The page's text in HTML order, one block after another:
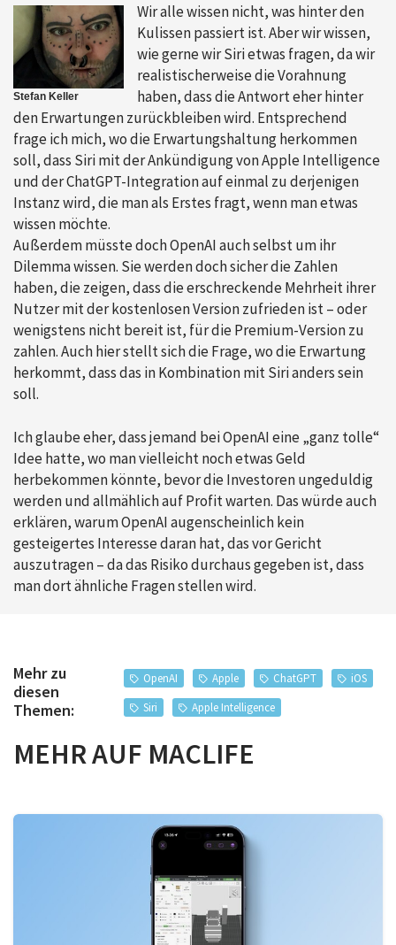
Stefan Keller
Wir alle wissen nicht, was hinter den
Kulissen passiert ist. Aber wir wissen,
wie gerne wir Siri etwas fragen, da wir
realistischerweise die Vorahnung
haben, dass die Antwort eher hinter
den Erwartungen zurückbleiben wird. Entsprechend
frage ich mich, wo die Erwartungshaltung herkommen
soll, dass Siri mit der Ankündigung von Apple Intelligence
und der ChatGPT-Integration auf einmal zu derjenigen
Instanz wird, die man als Erstes fragt, wenn man etwas
wissen möchte.
Außerdem müsste doch OpenAI auch selbst um ihr
Dilemma wissen. Sie werden doch sicher die Zahlen
haben, die zeigen, dass die erschreckende Mehrheit ihrer
Nutzer mit der kostenlosen Version zufrieden ist – oder
wenigstens nicht bereit ist, für die Premium-Version zu
zahlen. Auch hier stellt sich die Frage, wo die Erwartung
herkommt, dass das in Kombination mit Siri anders sein
soll.
Ich glaube eher, dass jemand bei OpenAI eine „ganz tolle“
Idee hatte, wo man vielleicht noch etwas Geld
herbekommen könnte, bevor die Investoren ungeduldig
werden und allmählich auf Profit warten. Das würde auch
erklären, warum OpenAI augenscheinlich kein
gesteigertes Interesse daran hat, das vor Gericht
auszutragen – da das Risiko durchaus gegeben ist, dass
man dort ähnliche Fragen stellen wird.
Mehr zu
diesen
Themen:
OpenAI Apple ChatGPT
iOS
Siri
Apple Intelligence
MEHR AUF MACLIFE